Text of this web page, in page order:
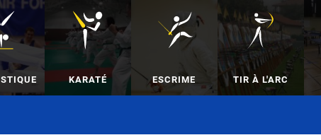
KARATÉ ESCRIME TIR À L'ARC